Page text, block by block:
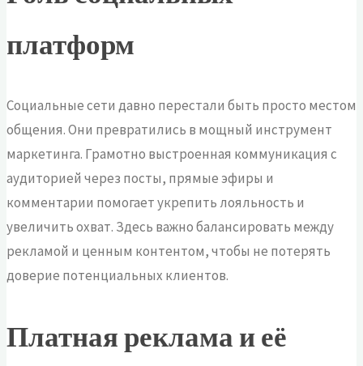
платформ
Социальные сети давно перестали быть просто местом
общения. Они превратились в мощный инструмент
маркетинга. Грамотно выстроенная коммуникация с
аудиторией через посты, прямые эфиры и
комментарии помогает укрепить лояльность и
увеличить охват. Здесь важно балансировать между
рекламой и ценным контентом, чтобы не потерять
доверие потенциальных клиентов.
Платная реклама и её